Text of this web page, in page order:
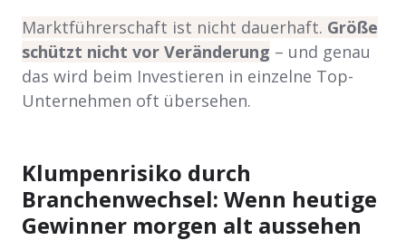
Marktführerschaft ist nicht dauerhaft. Größe
schützt nicht vor Veränderung – und genau
das wird beim Investieren in einzelne Top-
Unternehmen oft übersehen.
Klumpenrisiko durch
Branchenwechsel: Wenn heutige
Gewinner morgen alt aussehen